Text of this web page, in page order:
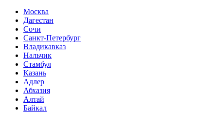
Москва
Дагестан
Сочи
Санкт-Петербург
Владикавказ
Нальчик
Стамбул
Казань
Адлер
Абхазия
Алтай
Байкал